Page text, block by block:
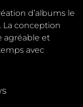
d’albums le
La conception
agréable et
avec